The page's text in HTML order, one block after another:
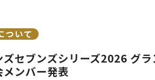
ついて
セブンズシリーズ2026 グラ
ンバー発表